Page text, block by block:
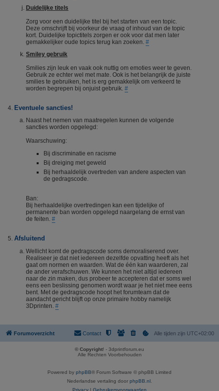
Duidelijke titels
Zorg voor een duidelijke titel bij het starten van een topic.
Deze omschrijft bij voorkeur de vraag of inhoud van de topic
kort. Duidelijke topictitels zorgen er ook voor dat men later
gemakkelijker oude topics terug kan zoeken. #
Smiley gebruik
Smilies zijn leuk en vaak ook nuttig om emoties weer te geven.
Gebruik ze echter wel met mate. Ook is het belangrijk de juiste
smilies te gebruiken, het is erg gemakkelijk om verkeerd te
worden begrepen bij onjuist gebruik. #
Eventuele sancties!
Naast het nemen van maatregelen kunnen de volgende
sancties worden opgelegd:
Waarschuwing:
Bij discriminatie en racisme
Bij dreiging met geweld
Bij herhaaldelijk overtreden van andere aspecten van
de gedragscode.
Ban:
Bij herhaaldelijke overtredingen kan een tijdelijke of
permanente ban worden opgelegd naargelang de ernst van
de feiten. #
Afsluitend
Wellicht komt de gedragscode soms demoraliserend over.
Realiseer je dat niet iedereen dezelfde opvatting heeft als het
gaat om normen en waarden. Wat de één kan waarderen, zal
de ander verafschuwen. We kunnen het niet altijd iedereen
naar de zin maken, dus probeer te accepteren dat er soms wel
eens een beslissing genomen wordt waar je het niet mee eens
bent. Met de gedragscode hoopt het forumteam dat de
aandacht gericht blijft op onze primaire hobby namelijk
3Dprinten. #
Forumoverzicht Alle tijden zijn UTC+02:00
Contact
© Copyright! - 3dprintforum.eu
Alle Rechten Voorbehouden
Powered by phpBB® Forum Software © phpBB Limited
Nederlandse vertaling door phpBB.nl
Privacy | Gebruikersvoorwaarden